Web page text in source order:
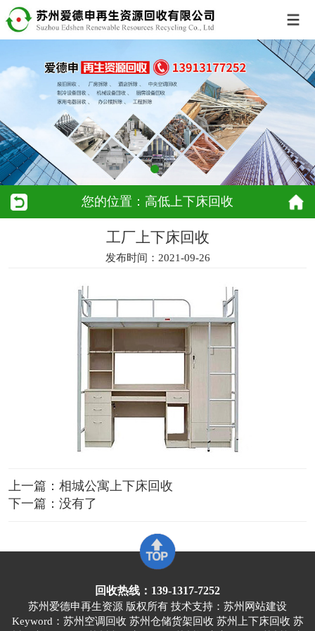
您的位置：高低上下床回收
工厂上下床回收
发布时间：2021-09-26
上一篇： 相城公寓上下床回收
下一篇：没有了
回收热线：139-1317-7252
苏州爱德申再生资源 版权所有 技术支持： 苏州网站建设
Keyword：苏州空调回收 苏州仓储货架回收 苏州上下床回收 苏